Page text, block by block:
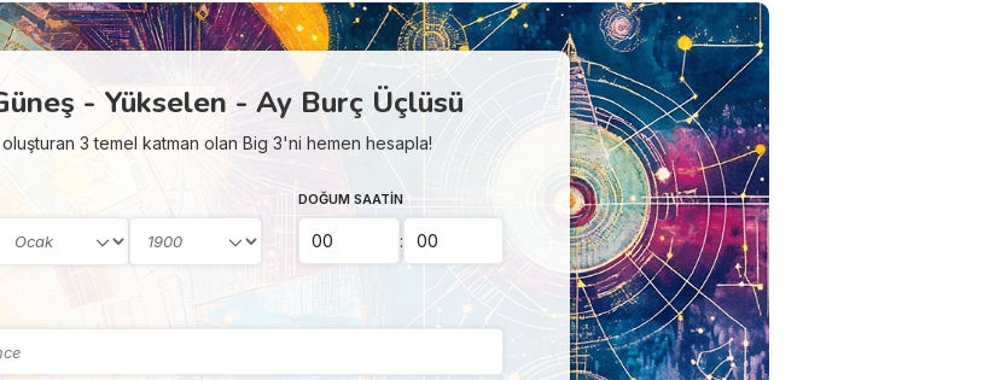
- Yükselen - Ay Burç Üçlüsü
3 temel katman olan Big 3'ni hemen hesapla!
DOĞUM SAATIN
: